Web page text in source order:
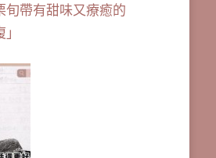
旬帶有甜味又療癒的